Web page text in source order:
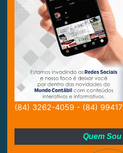
(84) 3262-4059 - (84)
Quem Sou